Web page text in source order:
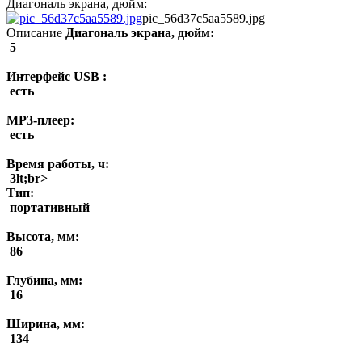
Диагональ экрана, дюйм:
pic_56d37c5aa5589.jpg
Описание Диагональ экрана, дюйм:
5
Интерфейс USB :
есть
MP3-плеер:
есть
Время работы, ч:
3lt;br>
Тип:
портативный
Высота, мм:
86
Глубина, мм:
16
Ширина, мм:
134